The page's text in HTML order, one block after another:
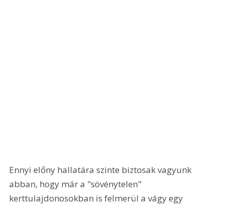
Ennyi előny hallatára szinte biztosak vagyunk
abban, hogy már a "sövénytelen"
kerttulajdonosokban is felmerül a vágy egy